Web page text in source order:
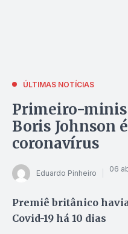
ÚLTIMAS NOTÍCIAS
Primeiro-
Boris Johnson
coronavírus
Eduardo Pinheiro 06
Premiê britânico
Covid-19 há 10 dias